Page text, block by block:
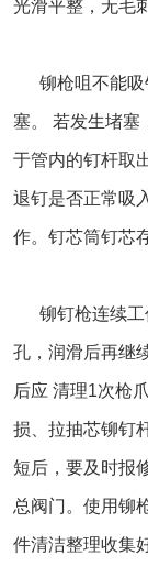
光滑平整，无毛
铆枪咀不能吸
塞。 若发生堵塞
于管内的钉杆取
退钉是否正常吸
作。钉芯筒钉芯
铆钉枪连续工
孔，润滑后再继
后应 清理1次枪
损、拉抽芯铆钉
短后，要及时报
总阀门。使用铆
件清洁整理收集